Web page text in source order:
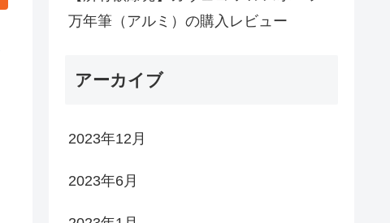
万年筆（アルミ）の購入レビュー
アーカイブ
2023年12月
2023年6月